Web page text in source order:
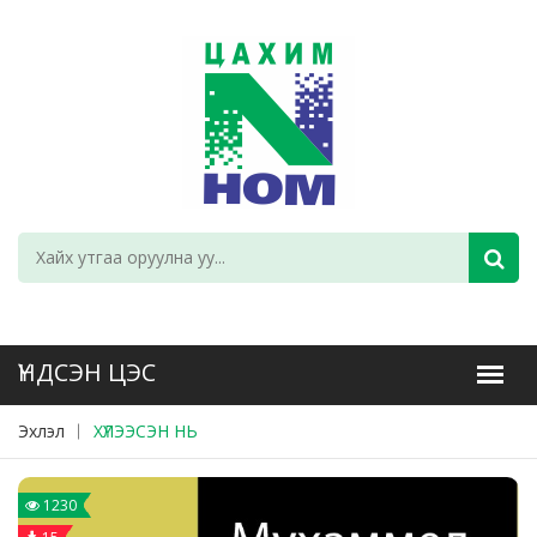
Эхлэл ХҮЛЭЭСЭН НЬ
1230